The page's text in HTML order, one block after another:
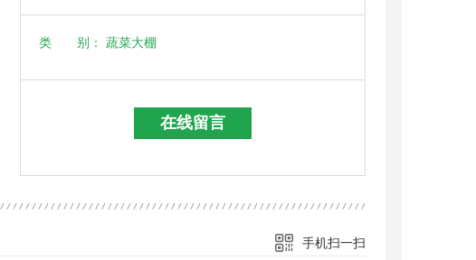
类 别： 蔬菜大棚
在线留言
手机扫一扫